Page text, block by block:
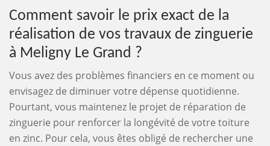
Comment savoir le prix exact de la
réalisation de vos travaux de zinguerie
à Meligny Le Grand ?
Vous avez des problèmes financiers en ce moment ou
envisagez de diminuer votre dépense quotidienne.
Pourtant, vous maintenez le projet de réparation de
zinguerie pour renforcer la longévité de votre toiture
en zinc. Pour cela, vous êtes obligé de rechercher une